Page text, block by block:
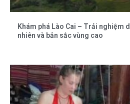
Khám phá Lào Cai – Trải nghiệm
nhiên và bản sắc vùng cao